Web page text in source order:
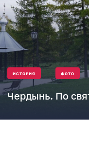
ИСТОРИЯ ФОТО
Чердынь. По